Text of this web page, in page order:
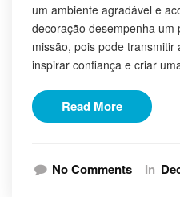
um ambiente agradável e
decoração desempenha um
missão, pois pode transmitir
inspirar confiança e criar
Read More
No Comments In